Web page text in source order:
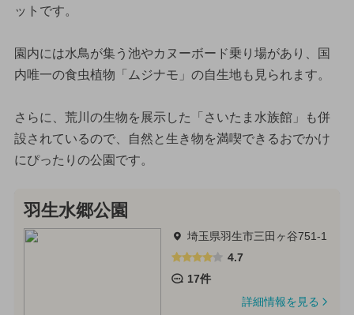
ットです。
園内には水鳥が集う池やカヌーボード乗り場があり、国
内唯一の食虫植物「ムジナモ」の自生地も見られます。
さらに、荒川の生物を展示した「さいたま水族館」も併
設されているので、自然と生き物を満喫できるおでかけ
にぴったりの公園です。
羽生水郷公園
埼玉県羽生市三田ヶ谷751-1
4.7
17件
詳細情報を見る